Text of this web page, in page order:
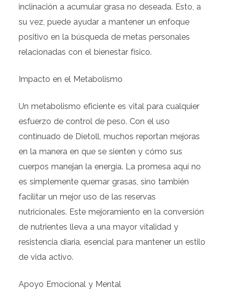
inclinación a acumular grasa no deseada. Esto, a
su vez, puede ayudar a mantener un enfoque
positivo en la búsqueda de metas personales
relacionadas con el bienestar físico.
Impacto en el Metabolismo
Un metabolismo eficiente es vital para cualquier
esfuerzo de control de peso. Con el uso
continuado de Dietoll, muchos reportan mejoras
en la manera en que se sienten y cómo sus
cuerpos manejan la energía. La promesa aquí no
es simplemente quemar grasas, sino también
facilitar un mejor uso de las reservas
nutricionales. Este mejoramiento en la conversión
de nutrientes lleva a una mayor vitalidad y
resistencia diaria, esencial para mantener un estilo
de vida activo.
Apoyo Emocional y Mental